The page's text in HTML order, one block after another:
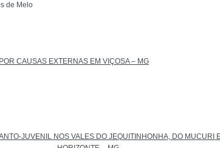
de Melo
CAUSAS EXTERNAS EM VIÇOSA – MG
JUVENIL NOS VALES DO JEQUITINHONHA, DO MUCURI